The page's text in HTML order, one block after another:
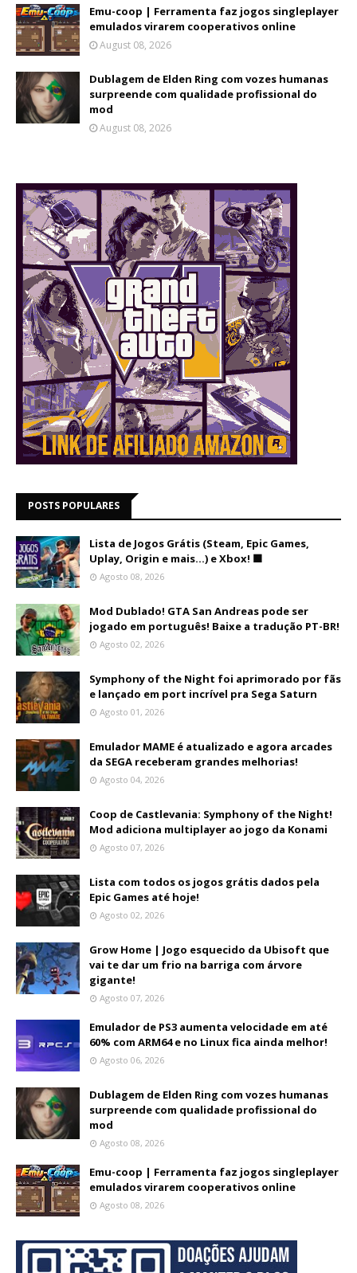
Emu-coop | Ferramenta faz jogos singleplayer
emulados virarem cooperativos online
August 08, 2026
Dublagem de Elden Ring com vozes humanas
surpreende com qualidade profissional do
mod
August 08, 2026
POSTS POPULARES
Lista de Jogos Grátis (Steam, Epic Games,
Uplay, Origin e mais...) e Xbox! 🟩
Agosto 08, 2026
Mod Dublado! GTA San Andreas pode ser
jogado em português! Baixe a tradução PT-BR!
Agosto 02, 2026
Symphony of the Night foi aprimorado por fãs
e lançado em port incrível pra Sega Saturn
Agosto 01, 2026
Emulador MAME é atualizado e agora arcades
da SEGA receberam grandes melhorias!
Agosto 04, 2026
Coop de Castlevania: Symphony of the Night!
Mod adiciona multiplayer ao jogo da Konami
Agosto 07, 2026
Lista com todos os jogos grátis dados pela
Epic Games até hoje!
Agosto 02, 2026
Grow Home | Jogo esquecido da Ubisoft que
vai te dar um frio na barriga com árvore
gigante!
Agosto 07, 2026
Emulador de PS3 aumenta velocidade em até
60% com ARM64 e no Linux fica ainda melhor!
Agosto 06, 2026
Dublagem de Elden Ring com vozes humanas
surpreende com qualidade profissional do
mod
Agosto 08, 2026
Emu-coop | Ferramenta faz jogos singleplayer
emulados virarem cooperativos online
Agosto 08, 2026